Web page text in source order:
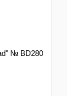
№ BD280